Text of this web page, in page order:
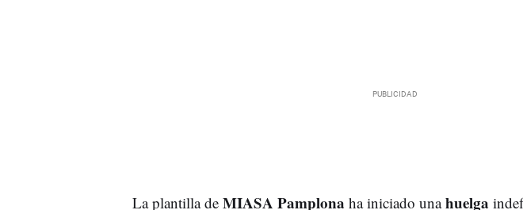
La plantilla de MIASA Pamplona ha iniciado unahuelga